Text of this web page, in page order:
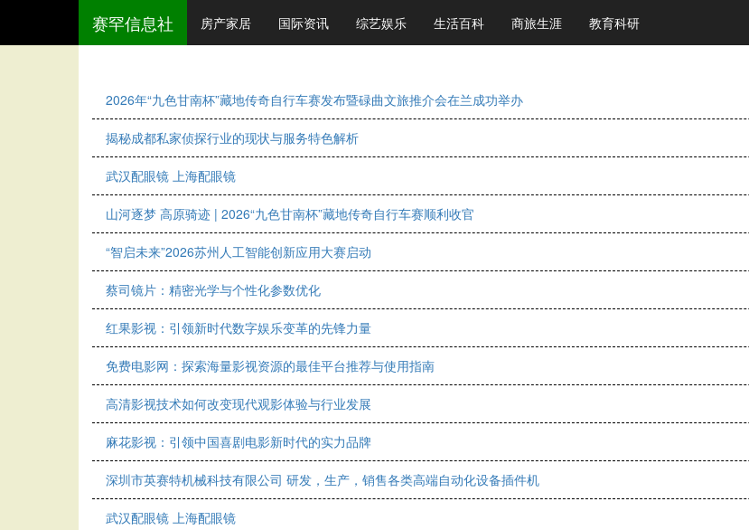
赛罕信息社 房产家居 国际资讯 综艺娱乐 生活百科 商旅生涯 教育科研
2026年“九色甘南杯”藏地传奇自行车赛发布暨碌曲文旅推介会在兰成功举办
揭秘成都私家侦探行业的现状与服务特色解析
武汉配眼镜 上海配眼镜
山河逐梦 高原骑迹 | 2026“九色甘南杯”藏地传奇自行车赛顺利收官
“智启未来”2026苏州人工智能创新应用大赛启动
蔡司镜片：精密光学与个性化参数优化
红果影视：引领新时代数字娱乐变革的先锋力量
免费电影网：探索海量影视资源的最佳平台推荐与使用指南
高清影视技术如何改变现代观影体验与行业发展
麻花影视：引领中国喜剧电影新时代的实力品牌
深圳市英赛特机械科技有限公司 研发，生产，销售各类高端自动化设备插件机
武汉配眼镜 上海配眼镜